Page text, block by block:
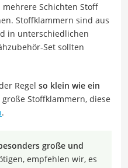
Schichten Stoff
Stoffklammern sind aus
in unterschiedlichen
Set sollten
Regel so klein wie ein
große Stoffklammern, diese
.
große und
empfehlen wir, es